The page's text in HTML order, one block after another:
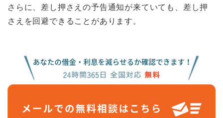
さらに、差し押さえの予告通知が来ていても、差し押
さえを回避できることがあります。